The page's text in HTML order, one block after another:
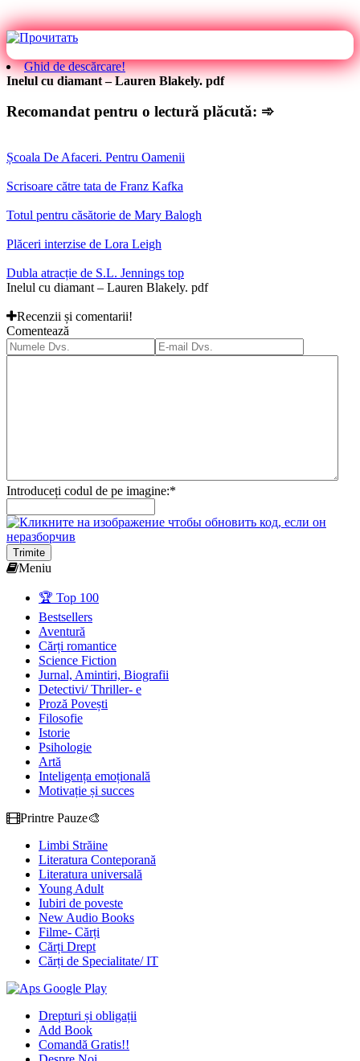
Ghid de descărcare!
Inelul cu diamant – Lauren Blakely. pdf
Recomandat pentru o lectură plăcută: ➾
Școala De Afaceri. Pentru Oamenii
Scrisoare către tata de Franz Kafka
Totul pentru căsătorie de Mary Balogh
Plăceri interzise de Lora Leigh
Dubla atracție de S.L. Jennings top
Inelul cu diamant – Lauren Blakely. pdf
Recenzii și comentarii!
Comentează
Introduceți codul de pe imagine:*
Trimite
Meniu
🏆 Top 100
Bestsellers
Aventură
Cărți romantice
Science Fiction
Jurnal, Amintiri, Biografii
Detectivi/ Thriller- e
Proză Povești
Filosofie
Istorie
Psihologie
Artă
Inteligența emoțională
Motivație și succes
Printre Pauze🎨
Limbi Străine
Literatura Conteporană
Literatura universală
Young Adult
Iubiri de poveste
New Audio Books
Filme- Cărți
Cărți Drept
Cărți de Specialitate/ IT
Drepturi și obligații
Add Book
Comandă Gratis!!